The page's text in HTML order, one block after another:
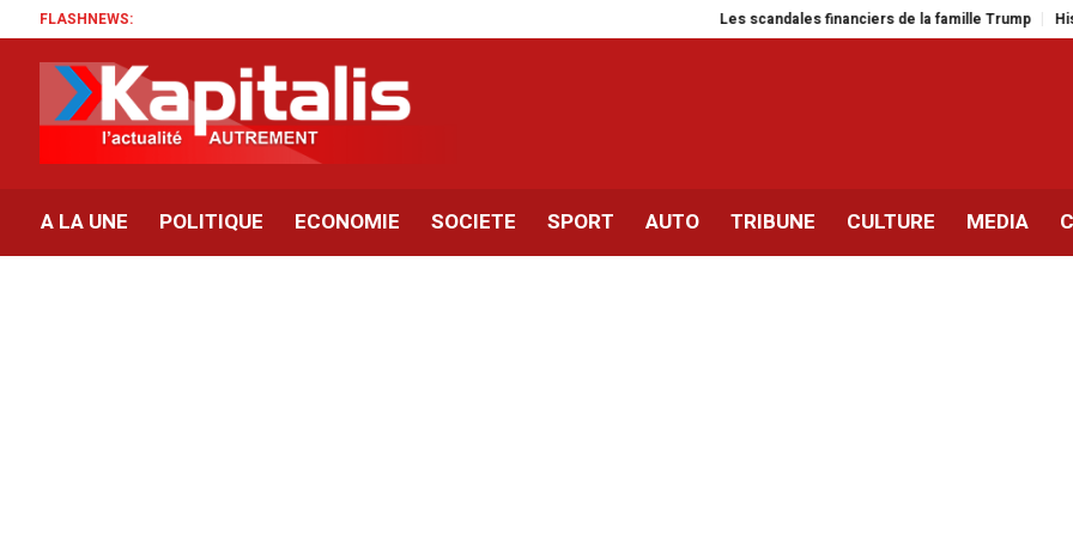
FLASHNEWS: Les scandales financiers de la famille Trump Histoire du
A LA UNE POLITIQUE ECONOMIE SOCIETE SPORT AUTO TRIBUNE CULTURE MEDIA